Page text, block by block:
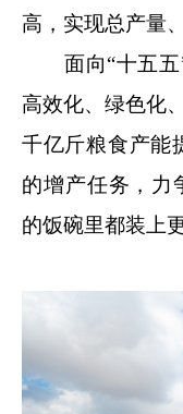
高，实现总产量
面向“十五五”
高效化、绿色化
千亿斤粮食产能
的增产任务，力
的饭碗里都装上